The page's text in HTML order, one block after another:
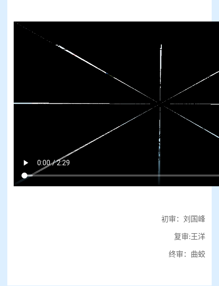
初审：刘国峰
复审:王洋
终审：曲蛟